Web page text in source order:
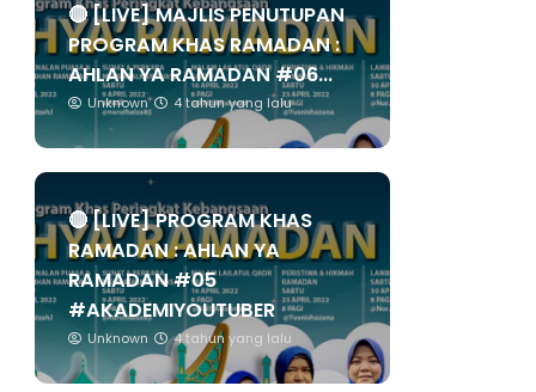
🔴 [LIVE] MAJLIS PENUTUPAN
PROGRAM KHAS RAMADAN :
AHLAN YA RAMADAN #06...
Unknown 4 tahun yang lalu
🔴 [LIVE] PROGRAM KHAS
RAMADAN : AHLAN YA
RAMADAN #05
#AKADEMIYOUTUBER
Unknown 4 tahun yang lalu